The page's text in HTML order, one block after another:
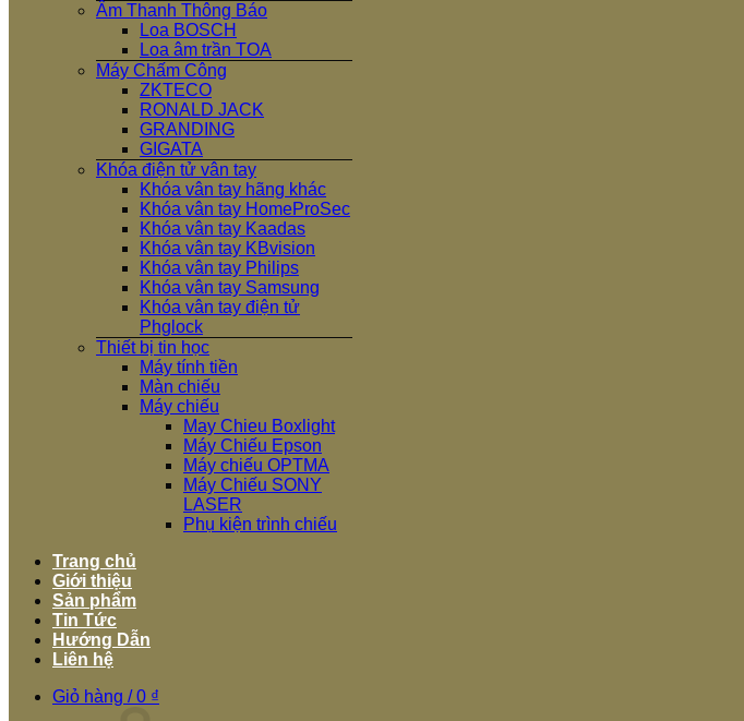
Âm Thanh Thông Báo
Loa BOSCH
Loa âm trần TOA
Máy Chấm Công
ZKTECO
RONALD JACK
GRANDING
GIGATA
Khóa điện tử vân tay
Khóa vân tay hãng khác
Khóa vân tay HomeProSec
Khóa vân tay Kaadas
Khóa vân tay KBvision
Khóa vân tay Philips
Khóa vân tay Samsung
Khóa vân tay điện tử
Phglock
Thiết bị tin học
Máy tính tiền
Màn chiếu
Máy chiếu
May Chieu Boxlight
Máy Chiếu Epson
Máy chiếu OPTMA
Máy Chiếu SONY
LASER
Phụ kiện trình chiếu
Trang chủ
Giới thiệu
Sản phẩm
Tin Tức
Hướng Dẫn
Liên hệ
Giỏ hàng /0 ₫